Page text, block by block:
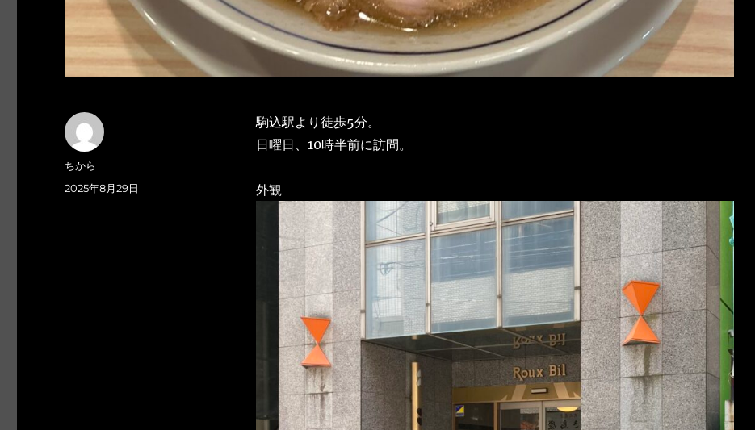
駒込駅より徒歩5分。
日曜日、10時半前に訪問。
外観
投
稿
ちから
投
2025年8月29日